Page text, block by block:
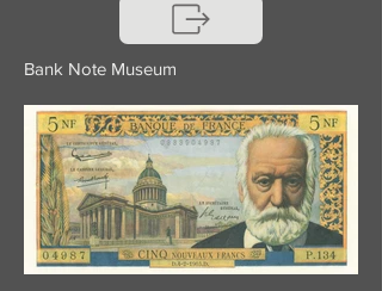
Bank Note Museum